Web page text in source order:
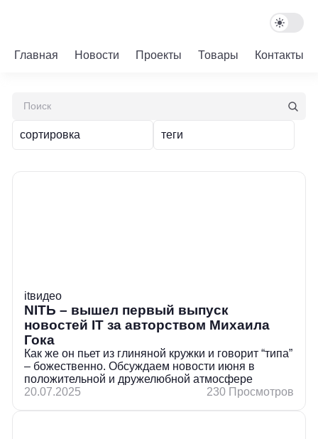
Главная Новости Проекты Товары Контакты
сортировка теги
itвидео
NITЬ – вышел первый выпуск
новостей IT за авторством Михаила
Гока
Как же он пьет из глиняной кружки и говорит “типа”
– божественно. Обсуждаем новости июня в
положительной и дружелюбной атмосфере
20.07.2025
230 Просмотров